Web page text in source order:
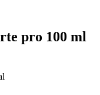
pro 100 ml